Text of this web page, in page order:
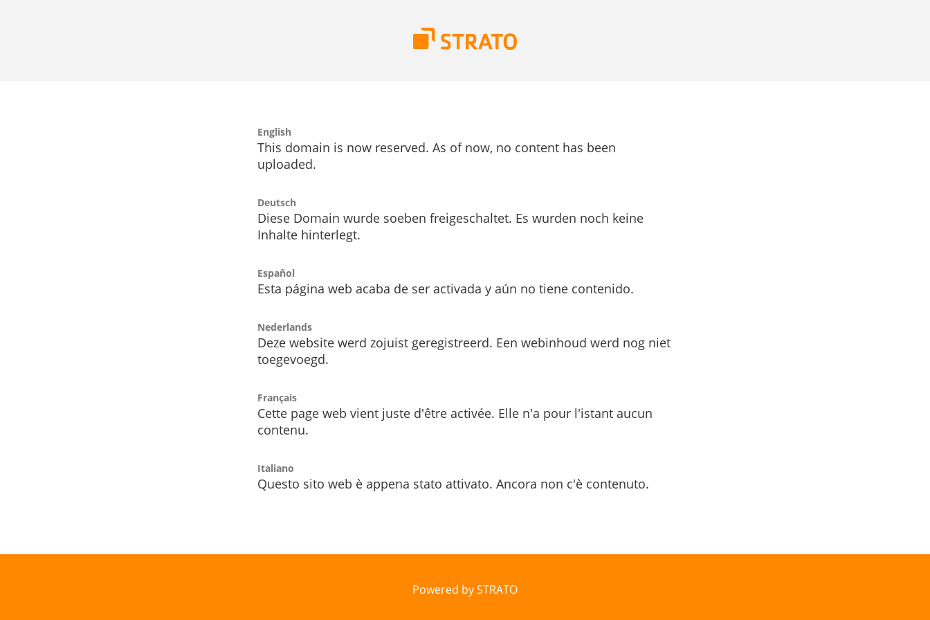
English
This domain is now reserved. As of now, no content has been
uploaded.
Deutsch
Diese Domain wurde soeben freigeschaltet. Es wurden noch keine
Inhalte hinterlegt.
Español
Esta página web acaba de ser activada y aún no tiene contenido.
Nederlands
Deze website werd zojuist geregistreerd. Een webinhoud werd nog niet
toegevoegd.
Français
Cette page web vient juste d'être activée. Elle n'a pour l'istant aucun
contenu.
Italiano
Questo sito web è appena stato attivato. Ancora non c'è contenuto.
Powered by STRATO